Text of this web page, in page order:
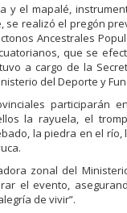
y el mapalé,
se realizó el pregón
Ancestrales
que se
a cargo de la
del Deporte y
participarán
la rayuela, el
la piedra en el río,
zonal del
el evento,
de vivir”.